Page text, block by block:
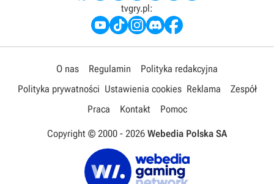
tvgry.pl:
O nas Regulamin
Polityka redakcyjna
Polityka prywatności Ustawienia cookies Reklama
Zespół
Praca
Kontakt Pomoc
Copyright © 2000 - 2026 Webedia Polska SA